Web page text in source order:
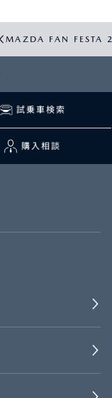
MAZDA FAN FESTA
試乗車検索
購入相談